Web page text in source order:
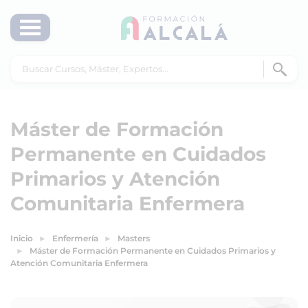
Máster de Formación
Permanente en Cuidados
Primarios y Atención
Comunitaria Enfermera
Inicio Enfermería
Masters
Máster de Formación Permanente en Cuidados Primarios y
Atención Comunitaria Enfermera